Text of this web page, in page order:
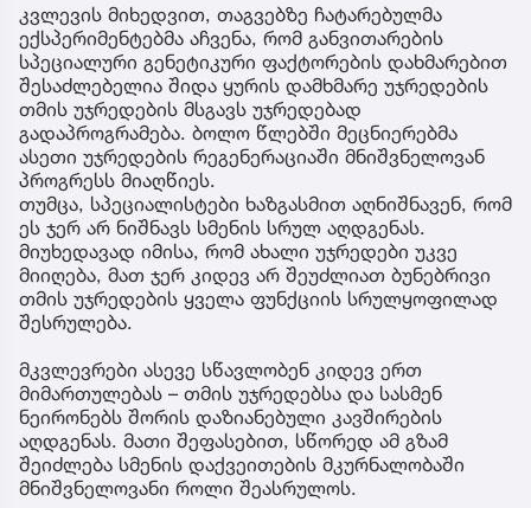
კვლევის მიხედვით, თაგვებზე ჩატარებულმა
ექსპერიმენტებმა აჩვენა, რომ განვითარების
სპეციალური გენეტიკური ფაქტორების დახმარებით
შესაძლებელია შიდა ყურის დამხმარე უჯრედების
თმის უჯრედების მსგავს უჯრედებად
გადაპროგრამება. ბოლო წლებში მეცნიერებმა
ასეთი უჯრედების რეგენერაციაში მნიშვნელოვან
პროგრესს მიაღწიეს.
თუმცა, სპეციალისტები ხაზგასმით აღნიშნავენ, რომ
ეს ჯერ არ ნიშნავს სმენის სრულ აღდგენას.
მიუხედავად იმისა, რომ ახალი უჯრედები უკვე
მიიღება, მათ ჯერ კიდევ არ შეუძლიათ ბუნებრივი
თმის უჯრედების ყველა ფუნქციის სრულყოფილად
შესრულება.
მკვლევრები ასევე სწავლობენ კიდევ ერთ
მიმართულებას – თმის უჯრედებსა და სასმენ
ნეირონებს შორის დაზიანებული კავშირების
აღდგენას. მათი შეფასებით, სწორედ ამ გზამ
შეიძლება სმენის დაქვეითების მკურნალობაში
მნიშვნელოვანი როლი შეასრულოს.